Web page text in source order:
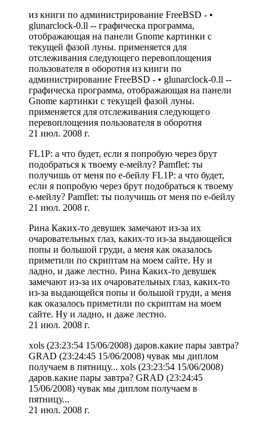
из книги по администрирование FreeBSD - •
glunarclock-0.ll -- графическа программа,
отображающая на панели Gnome картинки с
текущей фазой луны. применяется для
отслеживания следующего перевоплощения
пользователя в оборотня из книги по
администрирование FreeBSD - • glunarclock-0.ll --
графическа программа, отображающая на панели
Gnome картинки с текущей фазой луны.
применяется для отслеживания следующего
перевоплощения пользователя в оборотня
21 июл. 2008 г.
FL1P: а что будет, если я попробую через брут
подобраться к твоему е-мейлу? Pamflet: ты
получишь от меня по е-бейлу FL1P: а что будет,
если я попробую через брут подобраться к твоему
е-мейлу? Pamflet: ты получишь от меня по е-бейлу
21 июл. 2008 г.
Рина Каких-то девушек замечают из-за их
очаровательных глаз, каких-то из-за выдающейся
попы и большой груди, а меня как оказалось
приметили по скриптам на моем сайте. Ну и
ладно, и даже лестно. Рина Каких-то девушек
замечают из-за их очаровательных глаз, каких-то
из-за выдающейся попы и большой груди, а меня
как оказалось приметили по скриптам на моем
сайте. Ну и ладно, и даже лестно.
21 июл. 2008 г.
xols (23:23:54 15/06/2008) даров.какие пары завтра?
GRAD (23:24:45 15/06/2008) чувак мы диплом
получаем в пятницу... xols (23:23:54 15/06/2008)
даров.какие пары завтра? GRAD (23:24:45
15/06/2008) чувак мы диплом получаем в
пятницу...
21 июл. 2008 г.